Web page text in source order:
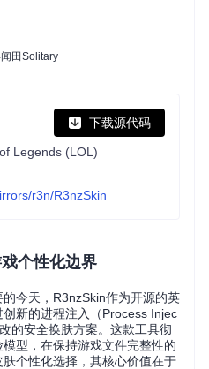
田Solitary
下载源代码
Legends (LOL)
r3n/R3nzSkin
个性化边界
今天，R3nzSkin作为开源的英
新的进程注入（Process Injec
的安全换肤方案。这款工具彻
型，在保持游戏文件完整性的
个性化选择，其核心价值在于